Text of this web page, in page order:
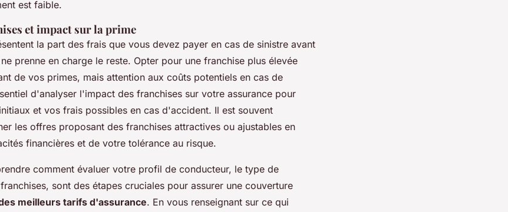
est faible.
et impact sur la prime
la part des frais que vous devez payer en cas de sinistre avant
prenne en charge le reste. Opter pour une franchise plus élevée
de vos primes, mais attention aux coûts potentiels en cas de
d'analyser l'impact des franchises sur votre assurance pour
et vos frais possibles en cas d'accident. Il est souvent
les offres proposant des franchises attractives ou ajustables en
financières et de votre tolérance au risque.
comment évaluer votre profil de conducteur, le type de
sont des étapes cruciales pour assurer une couverture
meilleurs tarifs d'assurance. En vous renseignant sur ce qui